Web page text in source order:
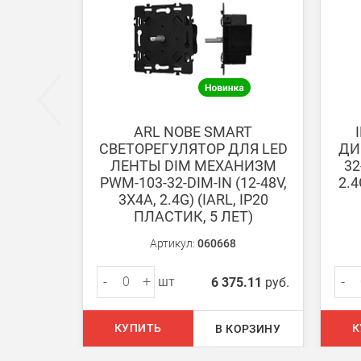
Безналичная оплата по счету
Вы можете оплатить заказ по выставленному
После получения оплаты счета с Вами
Доставка:
Самовывоз
Вы можете самостоятельно забрать заказ в
В Москве (внутри МКАД)
БЕСПЛАТНАЯ доставка при сумме заказа от 7000
ARL NOBE SMART
СВЕТОРЕГУЛЯТОР ДЛЯ LED
ЛЕНТЫ DIM МЕХАНИЗМ
PWM-103-32-DIM-IN (12-48V,
3Х4A, 2.4G) (IARL, IP20
ПЛАСТИК, 5 ЛЕТ)
Артикул: 060668
- + шт 6 375.11 руб.
КУПИТЬ В КОРЗИНУ
-